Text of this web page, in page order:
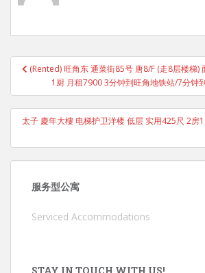
Post
navigation
(Rented) 旺角东 通菜街85号 唐8/F (走8层楼梯)
1厨 月租7900 3分钟到旺角地铁站/7分钟
太子 慶年大樓 电梯护卫洋楼 低层 实用425尺 2房
服务型公寓
Serviced Accommodations